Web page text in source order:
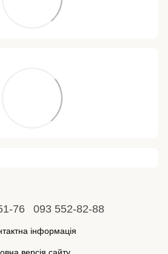
76 093 552-82-88
інформація